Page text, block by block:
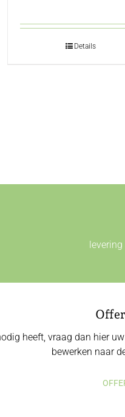
Details
heeft, vraag dan hier
bewerken naar